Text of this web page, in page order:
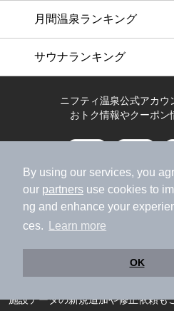
By using our services, you
our partners use cookies to
ng and enhance your
ces.
Learn more
OK
月間温泉ランキング
サウナランキング
ニフティ温泉公式アカウ
おトク情報やクーポン
今すぐダウンロード！
施設データの新規追加や修正依頼も